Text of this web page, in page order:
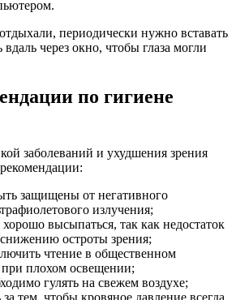
периодически нужно вставать
вдаль через окно, чтобы глаза могли
по гигиене
заболеваний и ухудшения зрения
защищены от негативного
излучения;
высыпаться, так как недостаток
остроты зрения;
чтение в общественном
при плохом освещении;
гулять на свежем воздухе;
тем, чтобы кровяное давление всегда